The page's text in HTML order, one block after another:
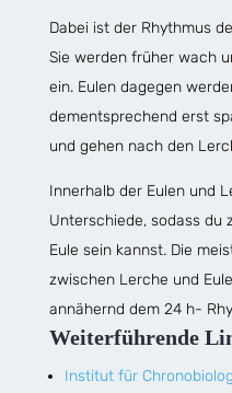
Dabei ist der Rhythmus
Sie werden früher wach
ein. Eulen dagegen
dementsprechend erst
und gehen nach den
Innerhalb der Eulen und
Unterschiede, sodass du
Eule sein kannst. Die
zwischen Lerche und
annähernd dem 24 h-
Weiterführende
Institut für